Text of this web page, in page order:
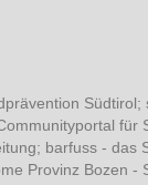
Südtirol;
für
barfuss - das
Provinz Bozen -